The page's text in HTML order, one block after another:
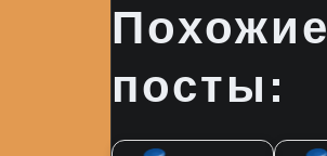
Похожие
посты: